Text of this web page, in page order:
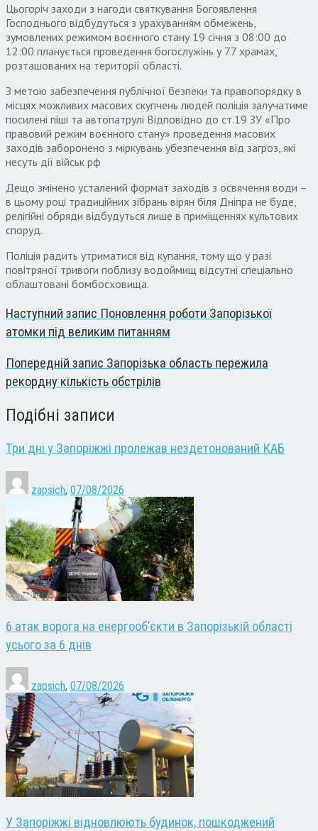
Цьогоріч заходи з нагоди святкування Богоявлення
Господнього відбудуться з урахуванням обмежень,
зумовлених режимом воєнного стану 19 січня з 08:00 до
12:00 планується проведення богослужінь у 77 храмах,
розташованих на території області.
З метою забезпечення публічної безпеки та правопорядку в
місцях можливих масових скупчень людей поліція залучатиме
посилені піші та автопатрулі Відповідно до ст.19 ЗУ «Про
правовий режим воєнного стану» проведення масових
заходів заборонено з міркувань убезпечення від загроз, які
несуть дії військ рф
Дещо змінено усталений формат заходів з освячення води –
в цьому році традиційних зібрань вірян біля Дніпра не буде,
релігійні обряди відбудуться лише в приміщеннях культових
споруд.
Поліція радить утриматися від купання, тому що у разі
повітряної тривоги поблизу водоймищ відсутні спеціально
облаштовані бомбосховища.
Наступний запис Поновлення роботи Запорізької
атомки під великим питанням
Попередній запис Запорізька область пережила
рекордну кількість обстрілів
Подібні записи
Три дні у Запоріжжі пролежав нездетонований КАБ
zapsich, 07/08/2026
6 атак ворога на енергооб’єкти в Запорізькій області
усього за 6 днів
zapsich, 07/08/2026
У Запоріжжі відновлюють будинок, пошкоджений